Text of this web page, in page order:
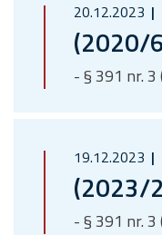
20.12.2023
(2020/
- § 391 nr.
19.12.2023
(2023/
- § 391 nr.